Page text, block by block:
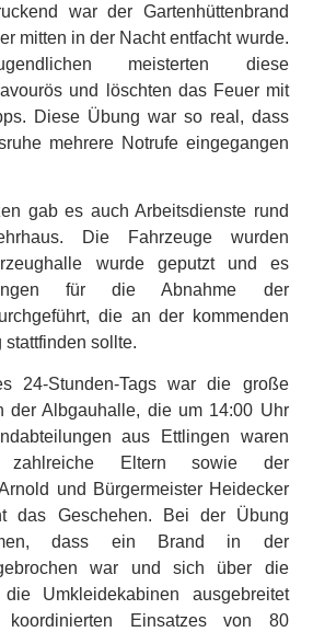
war der Gartenhüttenbrand
mitten in der Nacht entfacht wurde.
meisterten diese
und löschten das Feuer mit
Diese Übung war so real, dass
mehrere Notrufe eingegangen
gab es auch Arbeitsdienste rund
Die Fahrzeuge wurden
wurde geputzt und es
für die Abnahme der
die an der kommenden
sollte.
24-Stunden-Tags war die große
der Albgauhalle, die um 14:00 Uhr
aus Ettlingen waren
zahlreiche Eltern sowie der
und Bürgermeister Heidecker
das Geschehen. Bei der Übung
dass ein Brand in der
war und sich über die
Umkleidekabinen ausgebreitet
Einsatzes von 80